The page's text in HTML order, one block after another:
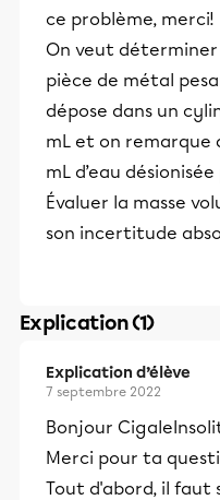
ce problème, merci!
On veut déterminer
pièce de métal
dépose dans un
mL et on remarque
mL d’eau
Évaluer la masse
son incertitude
Explication (1)
Explication d’élève
7 septembre 2022
Bonjour
Merci pour ta
Tout d'abord, il faut